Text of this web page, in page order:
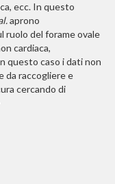
ecc. In questo
aprono
ruolo del forame ovale
cardiaca,
questo caso i dati non
da raccogliere e
cercando di